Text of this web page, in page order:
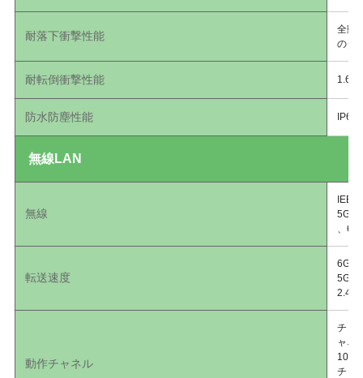
耐落下衝撃性能
全動
のタ
耐転倒衝撃性能 1.6
防水防塵性能 IP68
無線LAN
無線
IEEE
5GHz
、
転送速度
動作チャネル
チャ
ャネ
108
チャ